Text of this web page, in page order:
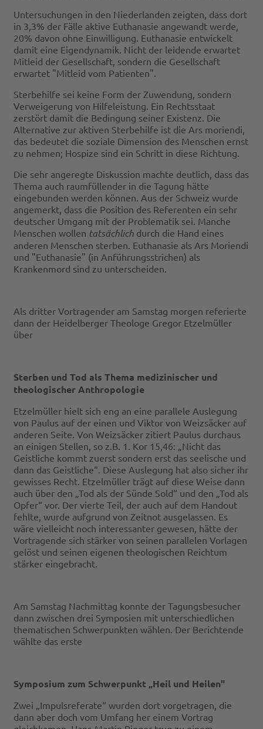
Untersuchungen in den Niederlanden zeigten, dass dort
in 3,3% der Fälle aktive Euthanasie angewandt werde,
20% davon ohne Einwilligung. Euthanasie entwickelt
damit eine Eigendynamik. Nicht der leidende erwartet
Mitleid der Gesellschaft, sondern die Gesellschaft
erwartet "Mitleid vom Patienten".
Sterbehilfe sei keine Form der Zuwendung, sondern
Verweigerung von Hilfeleistung. Ein Rechtsstaat
zerstört damit die Bedingung seiner Existenz. Die
Alternative zur aktiven Sterbehilfe ist die Ars moriendi,
das bedeutet die soziale Dimension des Menschen ernst
zu nehmen; Hospize sind ein Schritt in diese Richtung.
Die sehr angeregte Diskussion machte deutlich, dass das
Thema auch raumfüllender in die Tagung hätte
eingebunden werden können. Aus der Schweiz wurde
angemerkt, dass die Position des Referenten ein sehr
deutscher Umgang mit der Problematik sei. Manche
Menschen wollen tatsächlich durch die Hand eines
anderen Menschen sterben. Euthanasie als Ars Moriendi
und "Euthanasie" (in Anführungsstrichen) als
Krankenmord sind zu unterscheiden.
Als dritter Vortragender am Samstag morgen referierte
dann der Heidelberger Theologe Gregor Etzelmüller
über
Sterben und Tod als Thema medizinischer und
theologischer Anthropologie
Etzelmüller hielt sich eng an eine parallele Auslegung
von Paulus auf der einen und Viktor von Weizsäcker auf
anderen Seite. Von Weizsäcker zitiert Paulus durchaus
an einigen Stellen, so z.B. 1. Kor 15,46: „Nicht das
Geistliche kommt zuerst sondern erst das seelische und
dann das Geistliche“. Diese Auslegung hat also sicher ihr
gewisses Recht. Etzelmüller trägt auf diese Weise dann
auch über den „Tod als der Sünde Sold“ und den „Tod als
Opfer“ vor. Der vierte Teil, der auch auf dem Handout
fehlte, wurde aufgrund von Zeitnot ausgelassen. Es
wäre vielleicht noch interessanter gewesen, hätte der
Vortragende sich stärker von seinen parallelen Vorlagen
gelöst und seinen eigenen theologischen Reichtum
stärker eingebracht.
Am Samstag Nachmittag konnte der Tagungsbesucher
dann zwischen drei Symposien mit unterschiedlichen
thematischen Schwerpunkten wählen. Der Berichtende
wählte das erste
Symposium zum Schwerpunkt „Heil und Heilen"
Zwei „Impulsreferate“ wurden dort vorgetragen, die
dann aber doch vom Umfang her einem Vortrag